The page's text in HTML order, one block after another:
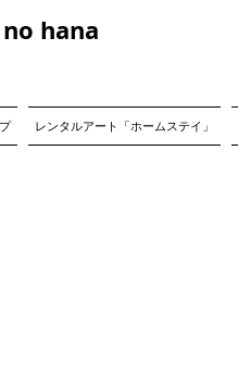
hana
レンタルアート「ホームステイ」